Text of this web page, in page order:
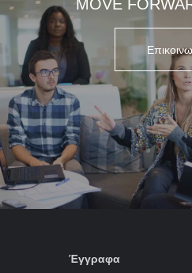
MOVE
Έγγραφα